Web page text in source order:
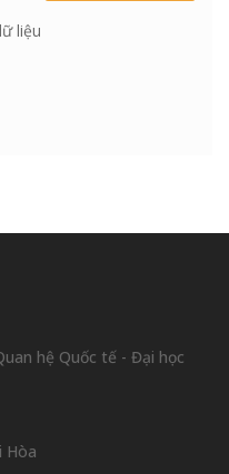
liệu
hệ Quốc tế - Đại học
Hòa